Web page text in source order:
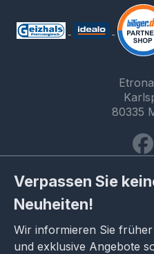
80335
Verpassen Sie
Neuheiten!
Wir informieren Sie
und exklusive Angebote